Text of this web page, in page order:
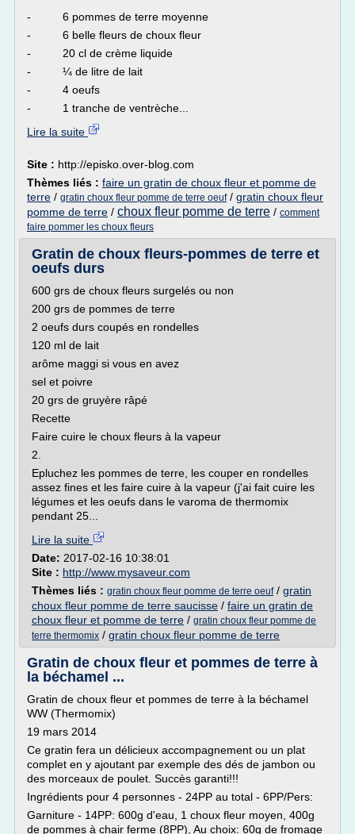
- 6 pommes de terre moyenne
- 6 belle fleurs de choux fleur
- 20 cl de crème liquide
- ¼ de litre de lait
- 4 oeufs
- 1 tranche de ventrèche...
Lire la suite
Site : http://episko.over-blog.com
Thèmes liés : faire un gratin de choux fleur et pomme de
terre / gratin choux fleur pomme de terre oeuf/ gratin choux fleur
pomme de terre / choux fleur pomme de terre / comment
faire pommer les choux fleurs
Gratin de choux fleurs-pommes de terre et
oeufs durs
600 grs de choux fleurs surgelés ou non
200 grs de pommes de terre
2 oeufs durs coupés en rondelles
120 ml de lait
arôme maggi si vous en avez
sel et poivre
20 grs de gruyère râpé
Recette
Faire cuire le choux fleurs à la vapeur
2.
Epluchez les pommes de terre, les couper en rondelles
assez fines et les faire cuire à la vapeur (j'ai fait cuire les
légumes et les oeufs dans le varoma de thermomix
pendant 25...
Lire la suite
Date: 2017-02-16 10:38:01
Site : http://www.mysaveur.com
Thèmes liés : gratin choux fleur pomme de terre oeuf/ gratin
choux fleur pomme de terre saucisse / faire un gratin de
choux fleur et pomme de terre / gratin choux fleur pomme de
terre thermomix / gratin choux fleur pomme de terre
Gratin de choux fleur et pommes de terre à
la béchamel ...
Gratin de choux fleur et pommes de terre à la béchamel
WW (Thermomix)
19 mars 2014
Ce gratin fera un délicieux accompagnement ou un plat
complet en y ajoutant par exemple des dés de jambon ou
des morceaux de poulet. Succès garanti!!!
Ingrédients pour 4 personnes - 24PP au total - 6PP/Pers:
Garniture - 14PP: 600g d'eau, 1 choux fleur moyen, 400g
de pommes à chair ferme (8PP), Au choix: 60g de fromage